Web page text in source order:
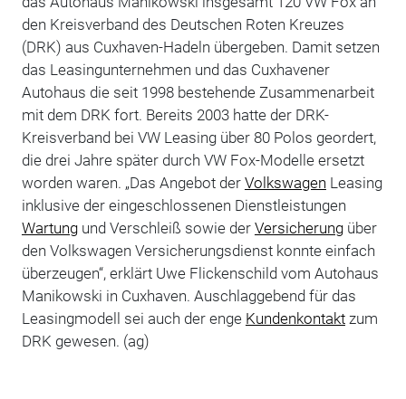
den Kreisverband des Deutschen Roten Kreuzes
(DRK) aus Cuxhaven-Hadeln übergeben. Damit setzen
das Leasingunternehmen und das Cuxhavener
Autohaus die seit 1998 bestehende Zusammenarbeit
mit dem DRK fort. Bereits 2003 hatte der DRK-
Kreisverband bei VW Leasing über 80 Polos geordert,
die drei Jahre später durch VW Fox-Modelle ersetzt
worden waren. „Das Angebot der Volkswagen Leasing
inklusive der eingeschlossenen Dienstleistungen
Wartungund Verschleiß sowie der Versicherungüber
den Volkswagen Versicherungsdienst konnte einfach
überzeugen“, erklärt Uwe Flickenschild vom Autohaus
Manikowski in Cuxhaven. Auschlaggebend für das
Leasingmodell sei auch der enge Kundenkontaktzum
DRK gewesen. (ag)